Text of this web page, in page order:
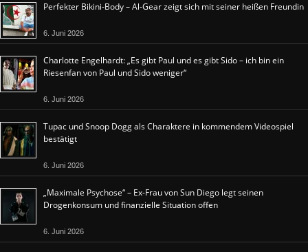
Perfekter Bikini-Body – Al-Gear zeigt sich mit seiner heißen Freundin
6. Juni 2026
Charlotte Engelhardt: „Es gibt Paul und es gibt Sido – ich bin ein
Riesenfan von Paul und Sido weniger“
6. Juni 2026
Tupac und Snoop Dogg als Charaktere in kommendem Videospiel
bestätigt
6. Juni 2026
„Maximale Psychose“ – Ex-Frau von Sun Diego legt seinen
Drogenkonsum und finanzielle Situation offen
6. Juni 2026